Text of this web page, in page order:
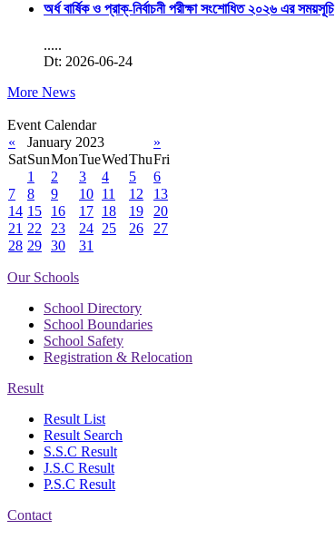
অর্ধ বার্ষিক ও প্রাক্-নির্বাচনী পরীক্ষা সংশোধিত ২০২৬ এর সময়সূচি
.....
Dt: 2026-06-24
More News
Event Calendar
«
January 2023
»
SatSunMonTueWedThuFri
1
2 3 4 5
6
7
8 9 10 11 12
13
14 15 16 17 18 19
20
21 22 23 24 25 26
27
28 29 30 31
Our Schools
School Directory
School Boundaries
School Safety
Registration & Relocation
Result
Result List
Result Search
S.S.C Result
J.S.C Result
P.S.C Result
Contact